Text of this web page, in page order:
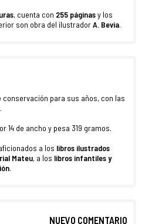
, cuenta con 255 páginasy los
son obra del ilustradorA. Bevia.
conservación para sus años, con las
14 de ancho y pesa 319 gramos.
a los libros ilustrados
Mateu, a los libros infantiles y
.
NUEVO COMENTARIO